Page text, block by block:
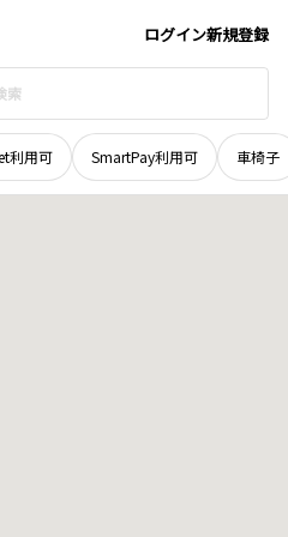
ログイン新規登録
利用可 SmartPay利用可 車椅子